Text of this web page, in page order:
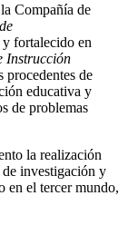
Compañía de
fortalecido en
Instrucción
procedentes de
educativa y
de problemas
la realización
investigación y
en el tercer mundo,